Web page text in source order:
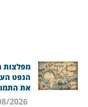
מפלצות
הנפט
את